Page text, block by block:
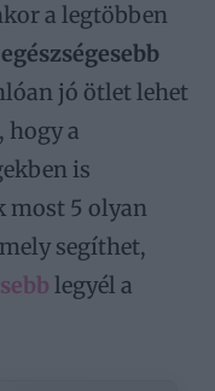
a legtöbben
egészségesebb
jó ötlet lehet
hogy a
is
most 5 olyan
segíthet,
legyél a